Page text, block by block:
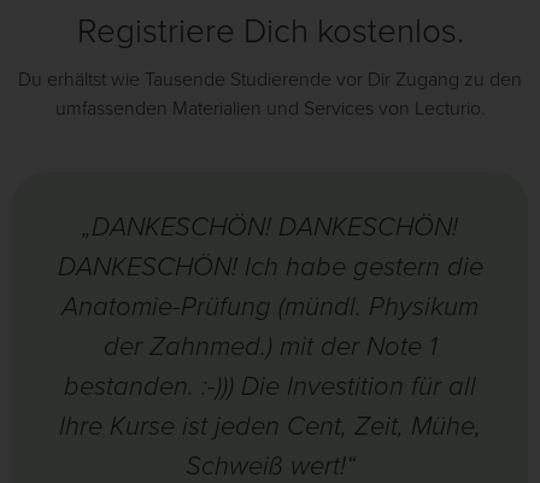
Registriere Dich kostenlos.
Du erhältst wie Tausende Studierende vor Dir Zugang zu den
umfassenden Materialien und Services von Lecturio.
„DANKESCHÖN! DANKESCHÖN!
DANKESCHÖN! Ich habe gestern die
Anatomie-Prüfung (mündl. Physikum
der Zahnmed.) mit der Note 1
bestanden. :-))) Die Investition für all
Ihre Kurse ist jeden Cent, Zeit, Mühe,
Schweiß wert!“